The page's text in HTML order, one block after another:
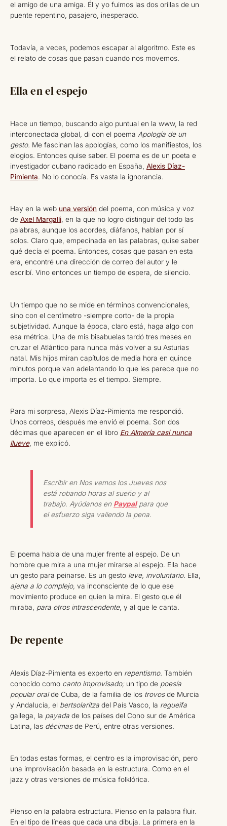
el amigo de una amiga. Él y yo fuimos las dos orillas de un
puente repentino, pasajero, inesperado.
Todavía, a veces, podemos escapar al algoritmo. Este es
el relato de cosas que pasan cuando nos movemos.
Ella en el espejo
Hace un tiempo, buscando algo puntual en la www, la red
interconectada global, di con el poema Apología de un
gesto. Me fascinan las apologías, como los manifiestos, los
elogios. Entonces quise saber. El poema es de un poeta e
investigador cubano radicado en España, Alexis Díaz-
Pimienta. No lo conocía. Es vasta la ignorancia.
Hay en la web una versión del poema, con música y voz
de Axel Margalli, en la que no logro distinguir del todo las
palabras, aunque los acordes, diáfanos, hablan por sí
solos. Claro que, empecinada en las palabras, quise saber
qué decía el poema. Entonces, cosas que pasan en esta
era, encontré una dirección de correo del autor y le
escribí. Vino entonces un tiempo de espera, de silencio.
Un tiempo que no se mide en términos convencionales,
sino con el centímetro -siempre corto- de la propia
subjetividad. Aunque la época, claro está, haga algo con
esa métrica. Una de mis bisabuelas tardó tres meses en
cruzar el Atlántico para nunca más volver a su Asturias
natal. Mis hijos miran capítulos de media hora en quince
minutos porque van adelantando lo que les parece que no
importa. Lo que importa es el tiempo. Siempre.
Para mi sorpresa, Alexis Díaz-Pimienta me respondió.
Unos correos, después me envió el poema. Son dos
décimas que aparecen en el libro En Almería casi nunca
llueve, me explicó.
Escribir en Nos vemos los Jueves nos
está robando horas al sueño y al
trabajo. Ayúdanos en Paypalpara que
el esfuerzo siga valiendo la pena.
El poema habla de una mujer frente al espejo. De un
hombre que mira a una mujer mirarse al espejo. Ella hace
un gesto para peinarse. Es un gesto leve, involuntario. Ella,
ajena a lo complejo, va inconsciente de lo que ese
movimiento produce en quien la mira. El gesto que él
miraba, para otros intrascendente, y al que le canta.
De repente
Alexis Díaz-Pimienta es experto en repentismo. También
conocido como canto improvisado; un tipo de poesía
popular oralde Cuba, de la familia de los trovosde Murcia
y Andalucía, el bertsolaritza del País Vasco, la regueifa
gallega, la payada de los países del Cono sur de América
Latina, las décimasde Perú, entre otras versiones.
En todas estas formas, el centro es la improvisación, pero
una improvisación basada en la estructura. Como en el
jazz y otras versiones de música folklórica.
Pienso en la palabra estructura. Pienso en la palabra fluir.
En el tipo de líneas que cada una dibuja. La primera en la